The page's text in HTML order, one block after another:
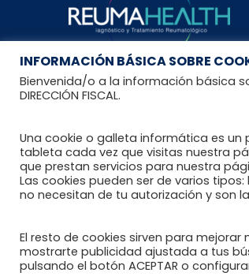
Creada en año 2012, los
fundamentan en el
tratamiento, seguimiento e
investigación de las
reumáticas.
INFORMACIÓN BÁSICA SOBRE
Bienvenida/o a la información básica
DIRECCIÓN FISCAL.
Una cookie o galleta informática es
tableta cada vez que visitas nuestra
que prestan servicios para nuestra
Las cookies pueden ser de varios
no necesitan de tu autorización y son
El resto de cookies sirven para
mostrarte publicidad ajustada a tus
pulsando el botón ACEPTAR o